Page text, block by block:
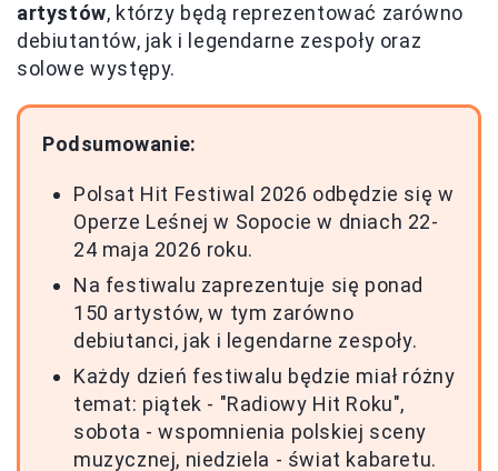
artystów, którzy będą reprezentować zarówno
debiutantów, jak i legendarne zespoły oraz
solowe występy.
Podsumowanie:
Polsat Hit Festiwal 2026 odbędzie się w
Operze Leśnej w Sopocie w dniach 22-
24 maja 2026 roku.
Na festiwalu zaprezentuje się ponad
150 artystów, w tym zarówno
debiutanci, jak i legendarne zespoły.
Każdy dzień festiwalu będzie miał różny
temat: piątek - "Radiowy Hit Roku",
sobota - wspomnienia polskiej sceny
muzycznej, niedziela - świat kabaretu.